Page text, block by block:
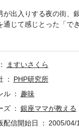
が出入りする夜の街、
通じて感じとった「で
男とそうでない男と
ますいさくら
PHP研究所
ル
趣味
ズ
銀座ママが教える
配信開始日
2005/04/